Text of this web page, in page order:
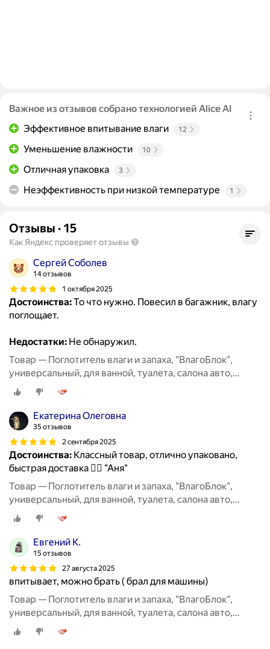
Важное из отзывов собрано технологией Alice AI
Эффективное впитывание влаги
12
Уменьшение влажности 10
Отличная упаковка 3
Неэффективность при низкой температуре 1
Отзывы · 15
Как Яндекс проверяет отзывы
Сергей Соболев
14 отзывов
1 октября 2025
Достоинства:То что нужно. Повесил в багажник, влагу
поглощает.
Недостатки: Не обнаружил.
Товар — Поглотитель влаги и запаха, "ВлагоБлок",
универсальный, для ванной, туалета, салона авто,
набор 3 штуки
Екатерина Олеговна
35 отзывов
2 сентября 2025
Достоинства: Классный товар, отлично упаковано,
быстрая доставка 👍🏻 "Аня"
Товар — Поглотитель влаги и запаха, "ВлагоБлок",
универсальный, для ванной, туалета, салона авто,
набор 3 штуки
Евгений К.
15 отзывов
27 августа 2025
впитывает, можно брать ( брал для машины)
Товар — Поглотитель влаги и запаха, "ВлагоБлок",
универсальный, для ванной, туалета, салона авто,
набор 3 штуки